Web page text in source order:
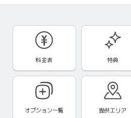
料金表 特典
オプション一覧 提供エリア